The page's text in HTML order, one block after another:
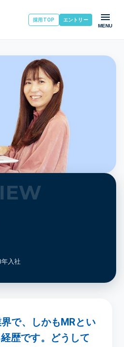
採用TOP
エントリー
MENU
入社
で、しかもMRとい
歴です。どうして